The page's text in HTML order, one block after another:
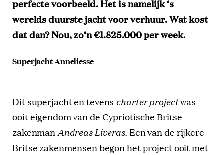
perfecte voorbeeld. Het is namelijk ‘s
werelds duurste jacht voor verhuur. Wat kost
dat dan? Nou, zo’n €1.825.000 per week.
Superjacht Anneliesse
Dit superjacht en tevens charter projectwas
ooit eigendom van de Cypriotische Britse
zakenman Andreas Liveras. Een van de rijkere
Britse zakenmensen begon het project ooit met